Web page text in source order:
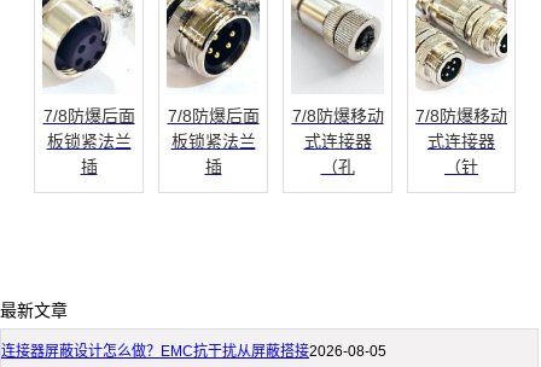
7/8防爆后面
板锁紧法兰
插
7/8防爆后面
板锁紧法兰
插
7/8防爆移动
式连接器
（孔
7/8防爆移动
式连接器
（针
最新文章
连接器屏蔽设计怎么做？EMC抗干扰从屏蔽搭接2026-08-05